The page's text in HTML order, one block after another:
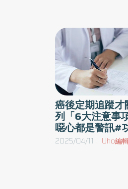
癌後定期追蹤
列「6大注意事
噁心都是警訊#
2025/04/11 Uho編